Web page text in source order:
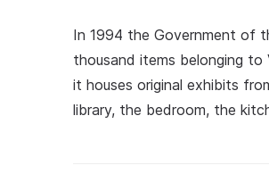
In 1994 the Government of
thousand items belonging to
it houses original exhibits
library, the bedroom, the